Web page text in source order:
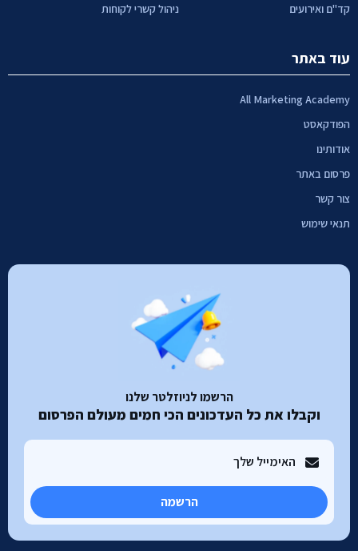
קד"ם ואירועים
ניהול קשרי לקוחות
עוד באתר
All Marketing Academy
הפודקאסט
אודותינו
פרסום באתר
צור קשר
תנאי שימוש
הרשמו לניוזלטר שלנו
וקבלו את כל העדכונים הכי חמים מעולם הפרסום
הרשמה